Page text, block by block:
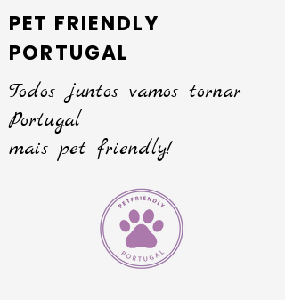
PET FRIENDLY
PORTUGAL
Todos juntos vamos tornar
Portugal
mais pet friendly!